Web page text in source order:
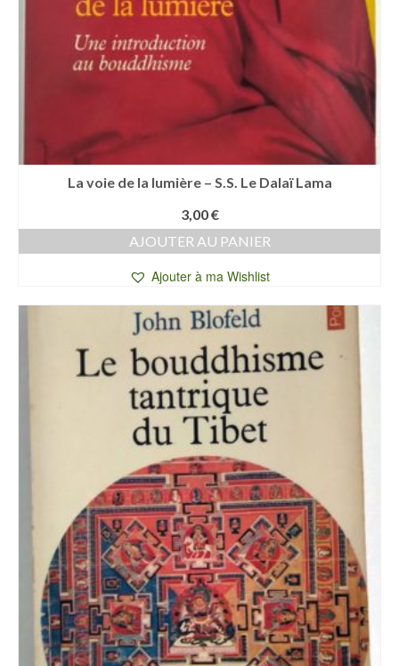
La voie de la lumière – S.S. Le Dalaï Lama
3,00€
AJOUTER AU PANIER
Ajouter à ma Wishlist